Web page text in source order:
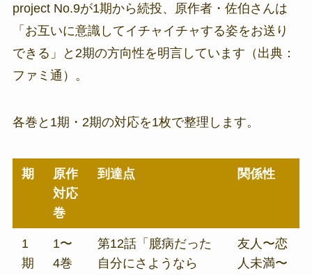
project No.9が1期から続投、原作者・佐伯さんは
「お互いに意識してイチャイチャする姿をお送り
できる」と2期の方向性を明言しています（出典：
ファミ通）。
各巻と1期・2期の対応を1枚で整理します。
期
原作
対応
巻
到達点 関係性
1
期
1〜
4巻
第12話「臆病だった
自分にさようなら
友人〜恋
人未満〜